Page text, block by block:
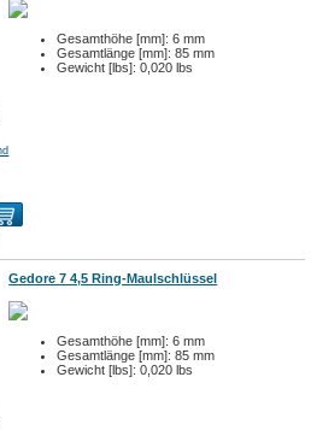
Gesamthöhe [mm]: 6 mm
Gesamtlänge [mm]: 85 mm
Gewicht [lbs]: 0,020 lbs
Gedore 7 4,5 Ring-Maulschlüssel
Gesamthöhe [mm]: 6 mm
Gesamtlänge [mm]: 85 mm
Gewicht [lbs]: 0,020 lbs